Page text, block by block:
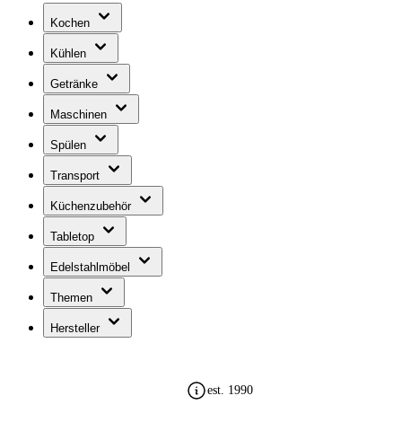
Kochen
Kühlen
Getränke
Maschinen
Spülen
Transport
Küchenzubehör
Tabletop
Edelstahlmöbel
Themen
Hersteller
est. 1990